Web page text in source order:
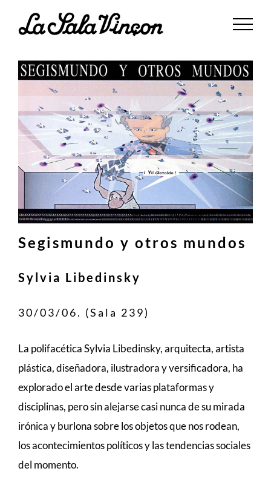
Segismundo y otros mundos
Sylvia Libedinsky
30/03/06. (Sala 239)
La polifacética Sylvia Libedinsky, arquitecta, artista
plástica, diseñadora, ilustradora y versificadora, ha
explorado el arte desde varias plataformas y
disciplinas, pero sin alejarse casi nunca de su mirada
irónica y burlona sobre los objetos que nos rodean,
los acontecimientos políticos y las tendencias sociales
del momento.